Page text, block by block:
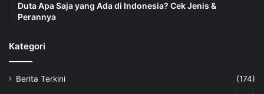
Duta Apa Saja yang Ada di Indonesia? Cek Jenis &
Perannya
Kategori
Berita Terkini
(174)